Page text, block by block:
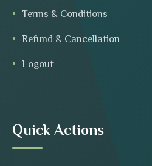
Terms & Conditions
Refund & Cancellation
Logout
Quick Actions